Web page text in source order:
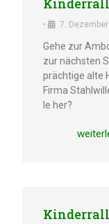
• 7. Dezem­ber
Gehe zur
zur nächs­ten
präch­ti­ge alte
Firma
le her?